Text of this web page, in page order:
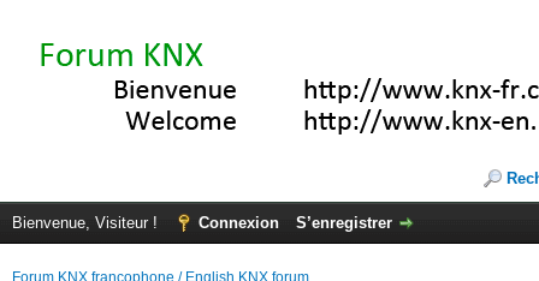
Bienvenue, Visiteur ! Connexion S’enregistrer
Forum KNX francophone / English KNX forum